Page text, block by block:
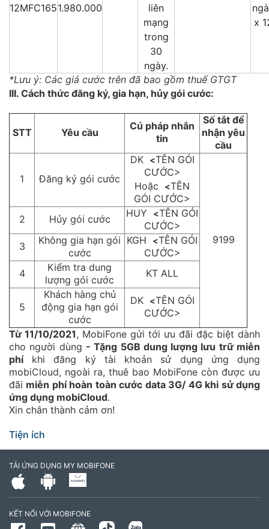
liên
mạng
trong
30
ngày.
12MFC1651.980.000
x
*Lưu ý: Các giá cước trên đã bao gồm thuế GTGT
III. Cách thức đăng ký, gia hạn, hủy gói cước:
STT Yêu cầu
Cú pháp nhắn
tin
Số tắt để
nhận yêu
cầu
1 Đăng ký gói cước
DK <TÊN GÓI
CƯỚC>
Hoặc
<TÊN
GÓI CƯỚC>
9199
2 Hủy gói cước HUY <TÊN GÓI
CƯỚC>
3
Không gia hạn gói
cước
KGH <TÊN GÓI
CƯỚC>
4
Kiểm tra dung
lượng gói cước
KT ALL
5
Khách hàng chủ
động gia hạn gói
cước
DK <TÊN GÓI
CƯỚC>
Từ 11/10/2021, MobiFone gửi tới ưu đãi đặc biệt dành
cho người dùng - Tặng 5GB dung lượng lưu trữ miễn
phíkhi đăng ký tài khoản sử dụng ứng dụng
mobiCloud, ngoài ra, thuê bao MobiFone còn được ưu
đãi miễn phí hoàn toàn cước data 3G/ 4G khi sử dụng
ứng dụng mobiCloud.
Xin chân thành cảm ơn!
Tiện ích
TẢI ỨNG DỤNG MY MOBIFONE
KẾT NỐI VỚI MOBIFONE